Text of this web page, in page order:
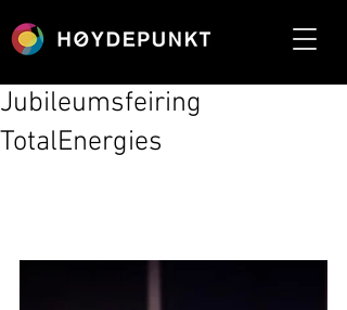
Jubileumsfeiring
TotalEnergies